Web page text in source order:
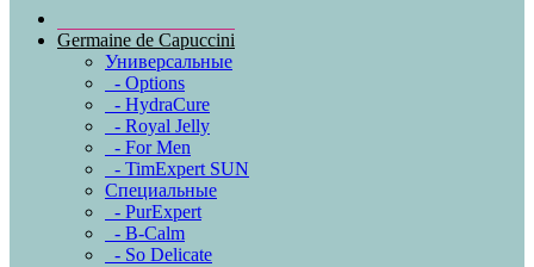
Germaine de Capuccini
Универсальные
- Options
- HydraCure
- Royal Jelly
- For Men
- TimExpert SUN
Специальные
- PurExpert
- B-Calm
- So Delicate